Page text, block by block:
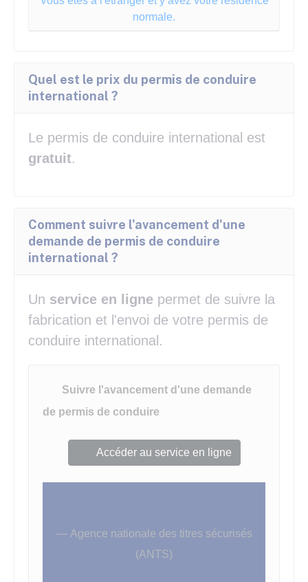
normale.
Quel est le prix du permis de conduire
international ?
Le permis de conduire international est
gratuit.
Comment suivre l'avancement d'une
demande de permis de conduire
international ?
Un service en ligne permet de suivre la
fabrication et l'envoi de votre permis de
conduire international.
Suivre l'avancement d'une demande
de permis de conduire
Accéder au service en ligne
Agence nationale des titres sécurisés
(ANTS)